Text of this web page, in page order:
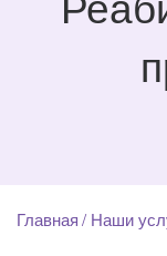
Главная Наши